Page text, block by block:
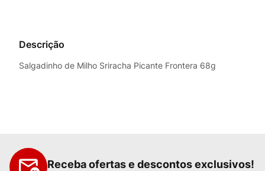
Descrição
Salgadinho de Milho Sriracha Picante Frontera 68g
Receba ofertas e descontos exclusivos!